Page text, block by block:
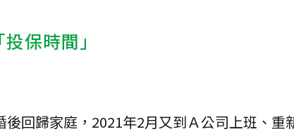
保時間」
回歸家庭，2021年2月又到Ａ公司上班、重